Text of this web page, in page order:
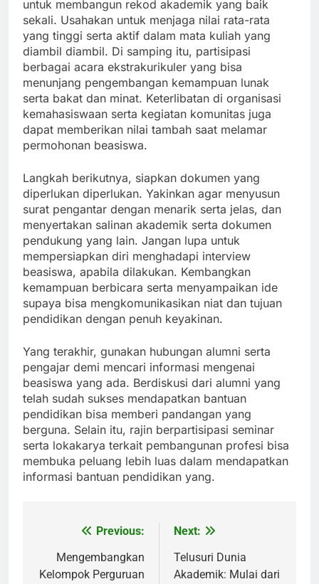
untuk membangun rekod akademik yang baik
sekali. Usahakan untuk menjaga nilai rata-rata
yang tinggi serta aktif dalam mata kuliah yang
diambil diambil. Di samping itu, partisipasi
berbagai acara ekstrakurikuler yang bisa
menunjang pengembangan kemampuan lunak
serta bakat dan minat. Keterlibatan di organisasi
kemahasiswaan serta kegiatan komunitas juga
dapat memberikan nilai tambah saat melamar
permohonan beasiswa.
Langkah berikutnya, siapkan dokumen yang
diperlukan diperlukan. Yakinkan agar menyusun
surat pengantar dengan menarik serta jelas, dan
menyertakan salinan akademik serta dokumen
pendukung yang lain. Jangan lupa untuk
mempersiapkan diri menghadapi interview
beasiswa, apabila dilakukan. Kembangkan
kemampuan berbicara serta menyampaikan ide
supaya bisa mengkomunikasikan niat dan tujuan
pendidikan dengan penuh keyakinan.
Yang terakhir, gunakan hubungan alumni serta
pengajar demi mencari informasi mengenai
beasiswa yang ada. Berdiskusi dari alumni yang
telah sudah sukses mendapatkan bantuan
pendidikan bisa memberi pandangan yang
berguna. Selain itu, rajin berpartisipasi seminar
serta lokakarya terkait pembangunan profesi bisa
membuka peluang lebih luas dalam mendapatkan
informasi bantuan pendidikan yang.
navigation
Previous:
Mengembangkan
Kelompok Perguruan
Next:
Telusuri Dunia
Akademik: Mulai dari